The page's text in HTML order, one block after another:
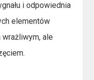
i odpowiednia
elementów
ale